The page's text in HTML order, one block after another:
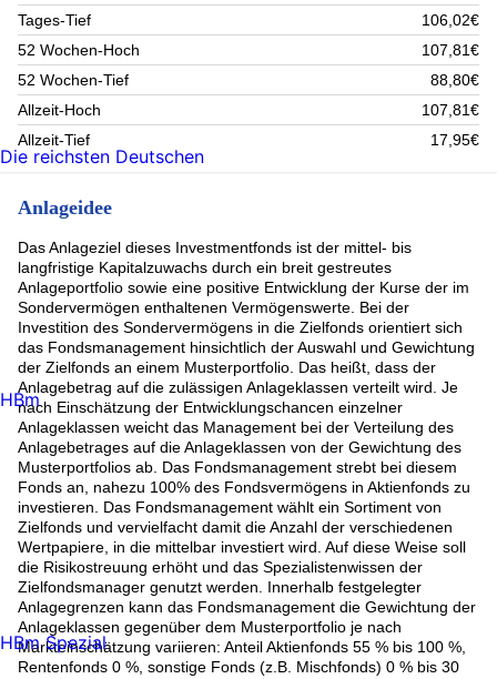
Tages-Tief
106,02€
52 Wochen-Hoch
107,81€
52 Wochen-Tief
88,80€
Allzeit-Hoch
107,81€
Allzeit-Tief
17,95€
Anlageidee
Das Anlageziel dieses Investmentfonds ist der mittel- bis
langfristige Kapitalzuwachs durch ein breit gestreutes
Anlageportfolio sowie eine positive Entwicklung der Kurse der im
Sondervermögen enthaltenen Vermögenswerte. Bei der
Investition des Sondervermögens in die Zielfonds orientiert sich
das Fondsmanagement hinsichtlich der Auswahl und Gewichtung
der Zielfonds an einem Musterportfolio. Das heißt, dass der
Anlagebetrag auf die zulässigen Anlageklassen verteilt wird. Je
nach Einschätzung der Entwicklungschancen einzelner
Anlageklassen weicht das Management bei der Verteilung des
Anlagebetrages auf die Anlageklassen von der Gewichtung des
Musterportfolios ab. Das Fondsmanagement strebt bei diesem
Fonds an, nahezu 100% des Fondsvermögens in Aktienfonds zu
investieren. Das Fondsmanagement wählt ein Sortiment von
Zielfonds und vervielfacht damit die Anzahl der verschiedenen
Wertpapiere, in die mittelbar investiert wird. Auf diese Weise soll
die Risikostreuung erhöht und das Spezialistenwissen der
Zielfondsmanager genutzt werden. Innerhalb festgelegter
Anlagegrenzen kann das Fondsmanagement die Gewichtung der
Anlageklassen gegenüber dem Musterportfolio je nach
Markteinschätzung variieren: Anteil Aktienfonds 55 % bis 100 %,
Rentenfonds 0 %, sonstige Fonds (z.B. Mischfonds) 0 % bis 30
Die reichsten Deutschen
HBm
HBm Spezial